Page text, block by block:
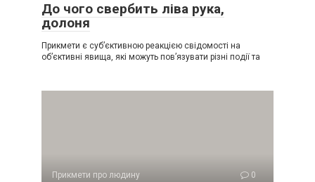
До чого свербить ліва рука,
долоня
Прикмети є суб’єктивною реакцією свідомості на
об’єктивні явища, які можуть пов’язувати різні події та
Прикмети про людину 0